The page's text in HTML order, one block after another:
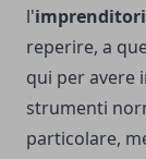
l'
reperire, a
qui per avere
strumenti
particolare,